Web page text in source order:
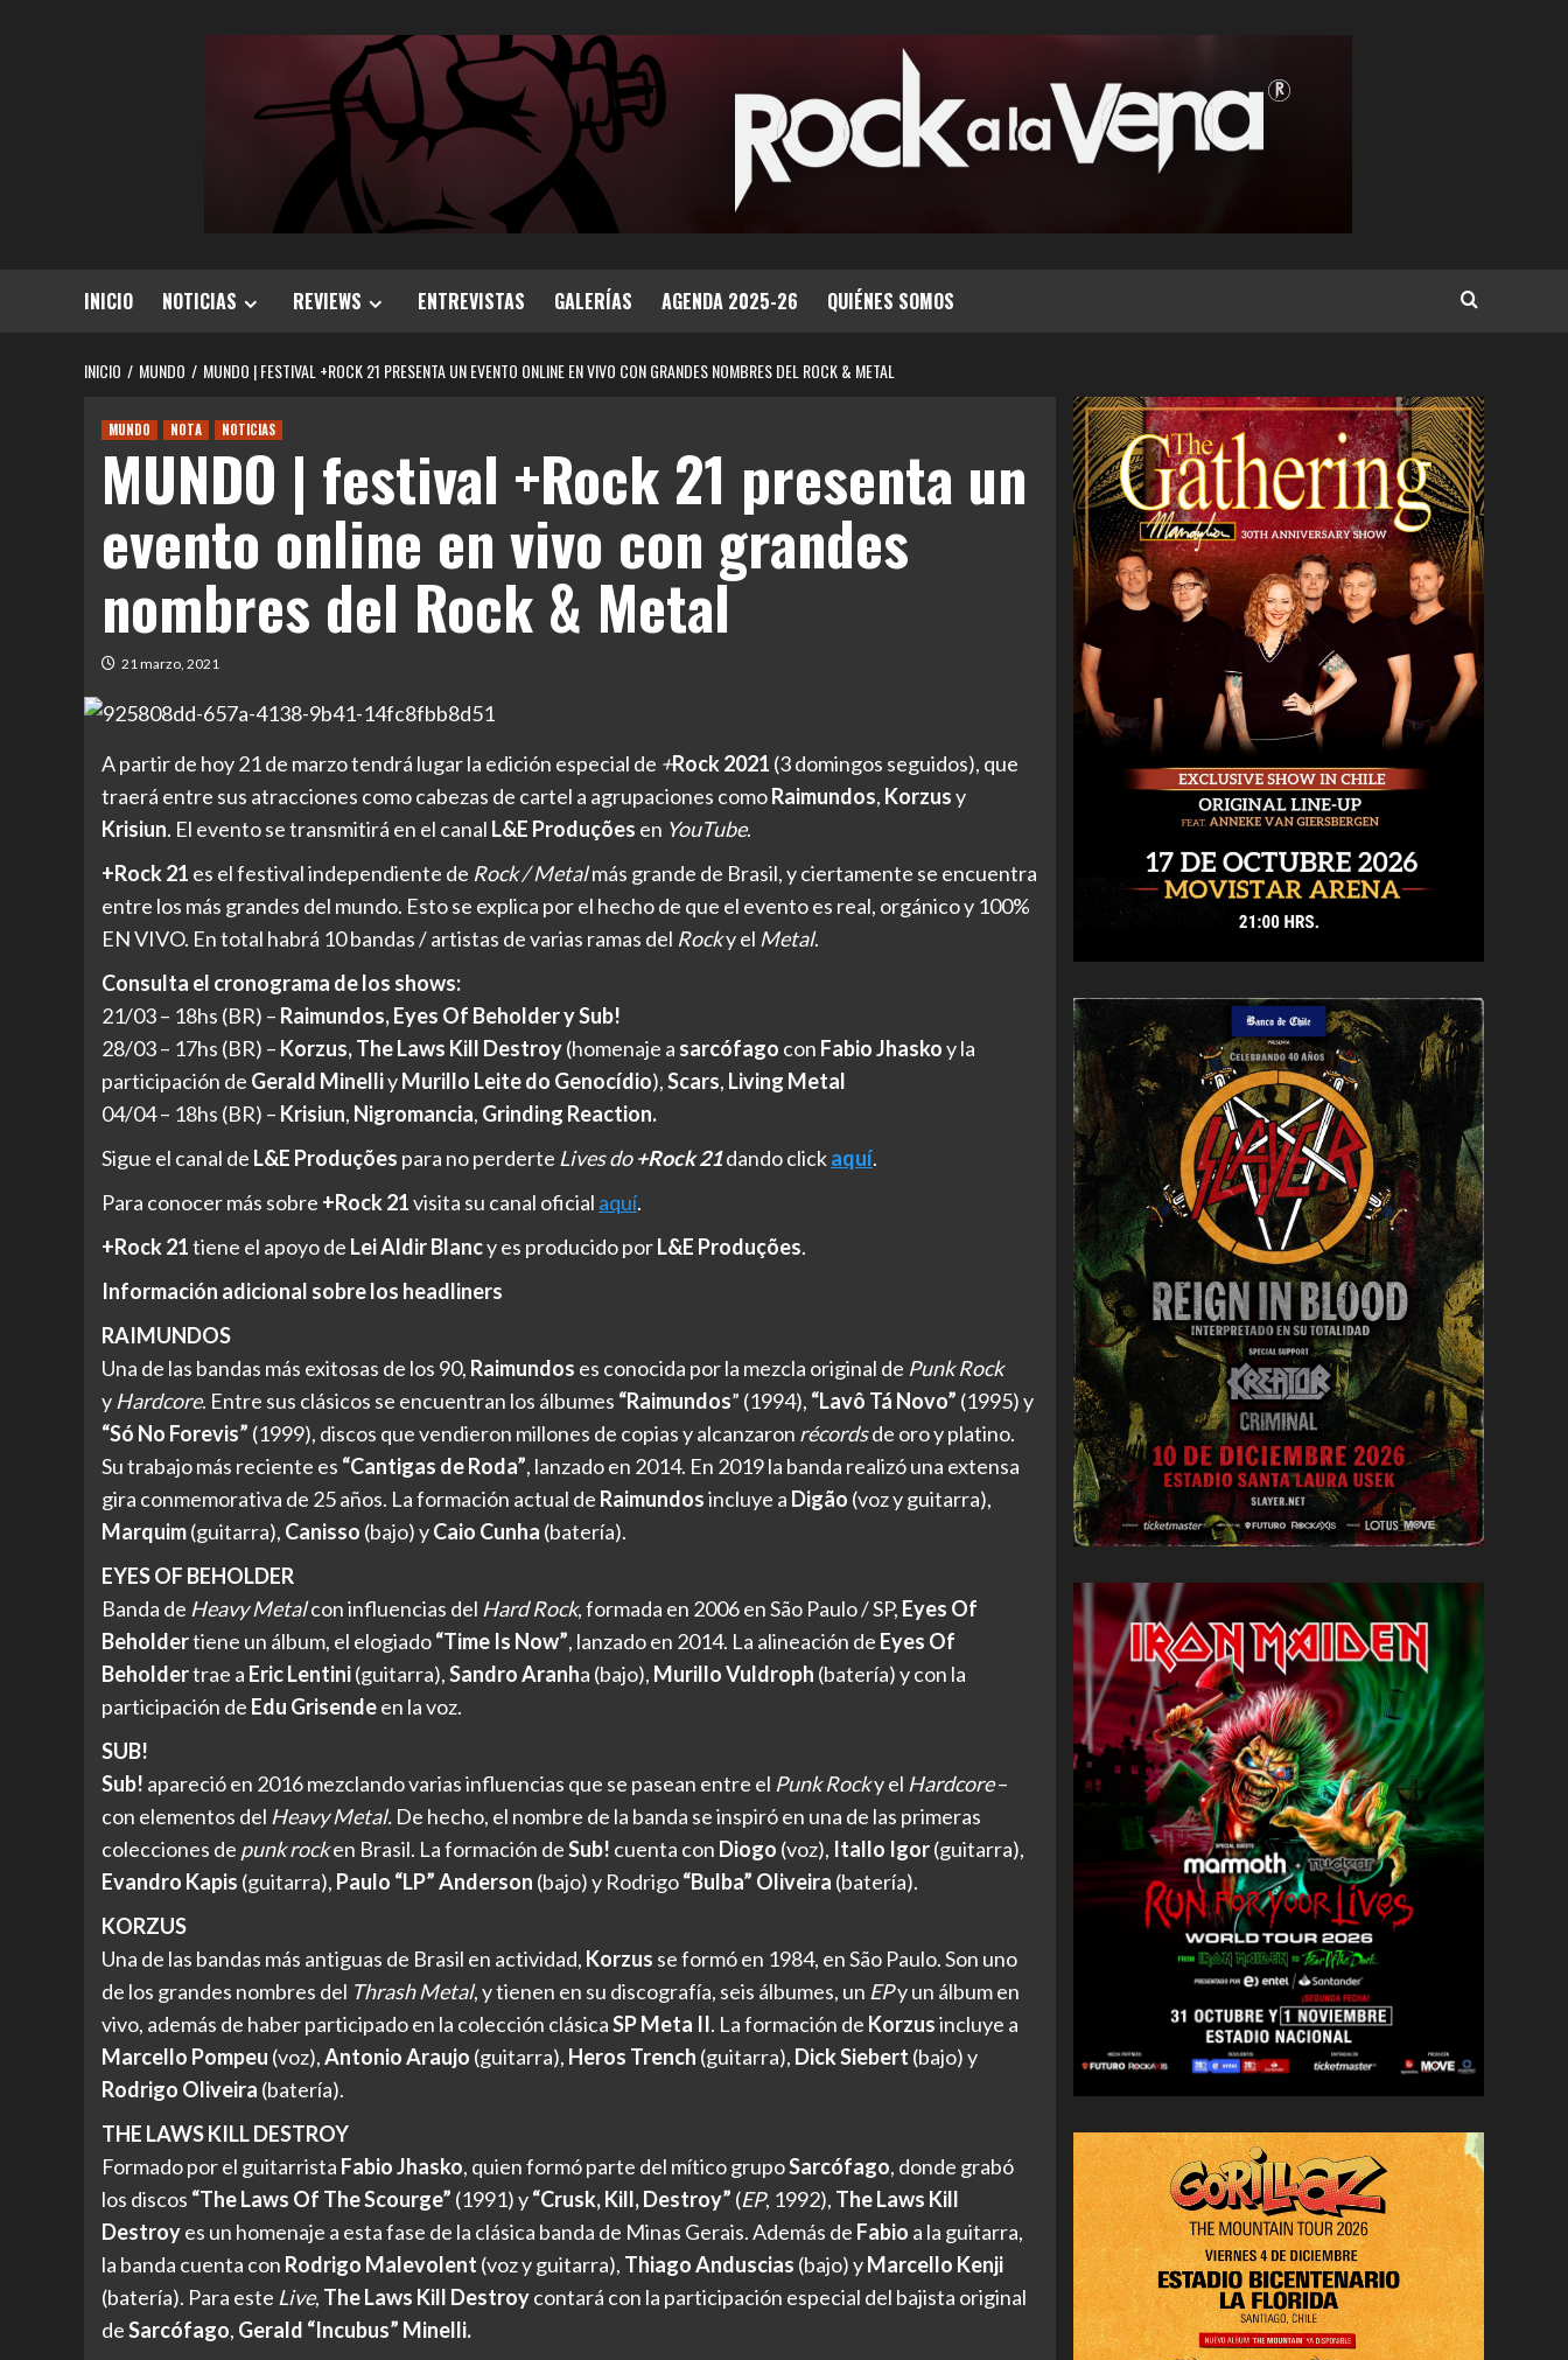
INICIO NOTICIAS REVIEWS ENTREVISTAS GALERÍAS AGENDA 2025-26 QUIÉNES SOMOS
INICIO MUNDO MUNDO | FESTIVAL +ROCK 21 PRESENTA UN EVENTO ONLINE EN VIVO CON GRANDES NOMBRES DEL ROCK & METAL
MUNDO NOTA NOTICIAS
MUNDO | festival +Rock 21 presenta un
evento online en vivo con grandes
nombres del Rock & Metal
21 marzo, 2021
A partir de hoy 21 de marzo tendrá lugar la edición especial de +Rock 2021 (3 domingos seguidos), que
traerá entre sus atracciones como cabezas de cartel a agrupaciones comoRaimundos, Korzusy
Krisiun. El evento se transmitirá en el canal L&E Produções en YouTube.
+Rock 21 es el festival independiente de Rock / Metalmás grande de Brasil, y ciertamente se encuentra
entre los más grandes del mundo. Esto se explica por el hecho de que el evento es real, orgánico y 100%
EN VIVO. En total habrá 10 bandas / artistas de varias ramas del Rocky el Metal.
Consulta el cronograma de los shows:
21/03 – 18hs (BR) – Raimundos, Eyes Of Beholder y Sub!
28/03 – 17hs (BR) – Korzus, The Laws Kill Destroy(homenaje a sarcófago con Fabio Jhaskoy la
participación de Gerald MinelliyMurillo Leite do Genocídio),Scars, Living Metal
04/04 – 18hs (BR) – Krisiun, Nigromancia, Grinding Reaction.
Sigue el canal de L&E Produções para no perderte Lives do+Rock 21dando clickaquí.
Para conocer más sobre +Rock 21visita su canal oficial aquí.
+Rock 21tiene el apoyo de Lei Aldir Blancy es producido porL&E Produções.
Información adicional sobre los headliners
RAIMUNDOS
Una de las bandas más exitosas de los 90, Raimundos es conocida por la mezcla original de Punk Rock
yHardcore. Entre sus clásicos se encuentran los álbumes “Raimundos” (1994), “Lavô Tá Novo” (1995) y
“Só No Forevis” (1999), discos que vendieron millones de copias y alcanzaron récordsde oro y platino.
Su trabajo más reciente es “Cantigas de Roda”, lanzado en 2014. En 2019 la banda realizó una extensa
gira conmemorativa de 25 años. La formación actual de Raimundosincluye a Digão (voz y guitarra),
Marquim(guitarra), Canisso (bajo) yCaio Cunha (batería).
EYES OF BEHOLDER
Banda de Heavy Metalcon influencias del Hard Rock, formada en 2006 en São Paulo / SP, Eyes Of
Beholdertiene un álbum, el elogiado“Time Is Now”, lanzado en 2014. La alineación de Eyes Of
Beholdertrae a Eric Lentini(guitarra),Sandro Aranha (bajo), Murillo Vuldroph (batería) y con la
participación de Edu Grisendeen la voz.
SUB!
Sub! apareció en 2016 mezclando varias influencias que se pasean entre el Punk Rocky el Hardcore–
con elementos del Heavy Metal. De hecho, el nombre de la banda se inspiró en una de las primeras
colecciones de punk rocken Brasil. La formación deSub! cuenta con Diogo (voz), Itallo Igor(guitarra),
Evandro Kapis (guitarra), Paulo “LP” Anderson (bajo) y Rodrigo“Bulba” Oliveira (batería).
KORZUS
Una de las bandas más antiguas de Brasil en actividad, Korzus se formó en 1984, en São Paulo. Son uno
de los grandes nombres del Thrash Metal, y tienen en su discografía, seis álbumes, un EPy un álbum en
vivo, además de haber participado en la colección clásicaSP Meta II. La formación de Korzusincluye a
Marcello Pompeu (voz),Antonio Araujo (guitarra), Heros Trench (guitarra), Dick Siebert (bajo) y
Rodrigo Oliveira (batería).
THE LAWS KILL DESTROY
Formado por el guitarrista Fabio Jhasko, quien formó parte del mítico grupoSarcófago, donde grabó
los discos “The Laws Of The Scourge” (1991) y“Crusk, Kill, Destroy” (EP, 1992), The Laws Kill
Destroyes un homenaje a esta fase de la clásica banda de Minas Gerais. Además de Fabio a la guitarra,
la banda cuenta con Rodrigo Malevolent (voz y guitarra), Thiago Anduscias (bajo) yMarcello Kenji
(batería). Para este Live, The Laws Kill Destroycontará con la participación especial del bajista original
deSarcófago, Gerald “Incubus” Minelli.